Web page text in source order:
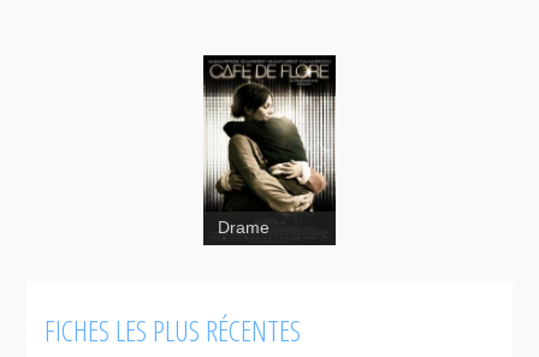
Café
Drame
FICHES LES PLUS RÉCENTES